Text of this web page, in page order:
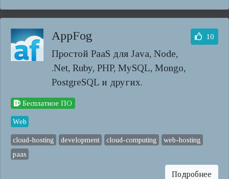
AppFog
Простой PaaS для Java, Node,
.Net, Ruby, PHP, MySQL, Mongo,
PostgreSQL и других.
10
Бесплатное ПО
Web
cloud-hosting development cloud-computing
web-hosting
paas
Подробнее